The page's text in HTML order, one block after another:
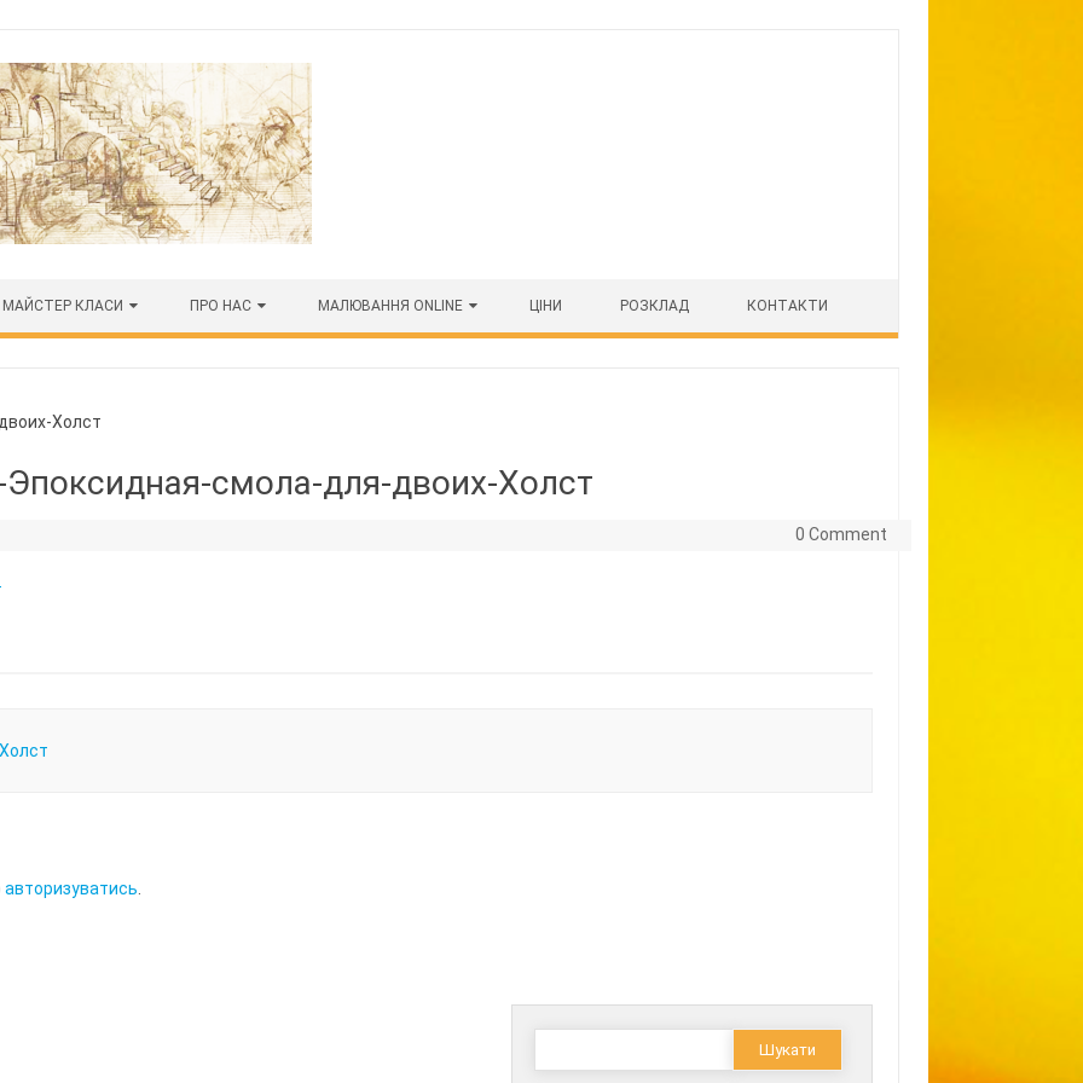
МАЙСТЕР КЛАСИ ПРО НАС МАЛЮВАННЯ ONLINE ЦІНИ РОЗКЛАД КОНТАКТИ
Холст
смола-для-двоих-Холст
0 Comment
авторизуватись
Пошук: